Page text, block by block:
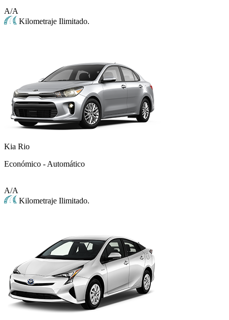
A/A
Kilometraje Ilimitado.
Kia Rio
Económico - Automático
A/A
Kilometraje Ilimitado.